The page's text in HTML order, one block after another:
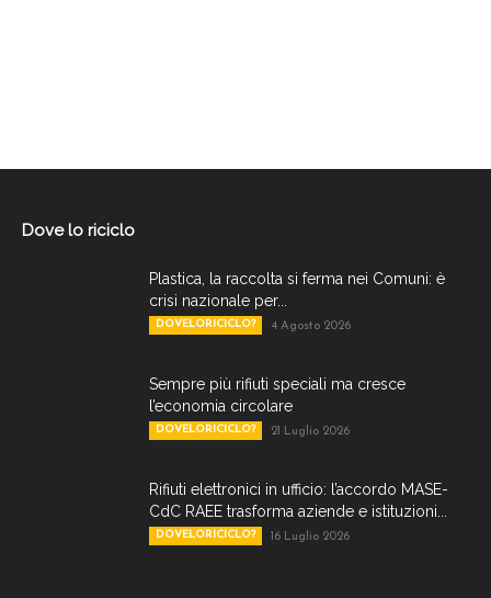
Dove lo riciclo
Plastica, la raccolta si ferma nei Comuni: è
crisi nazionale per...
DOVELORICICLO? 4 Agosto 2026
Sempre più rifiuti speciali ma cresce
l’economia circolare
DOVELORICICLO? 21 Luglio 2026
Rifiuti elettronici in ufficio: l’accordo MASE-
CdC RAEE trasforma aziende e istituzioni...
DOVELORICICLO? 16 Luglio 2026